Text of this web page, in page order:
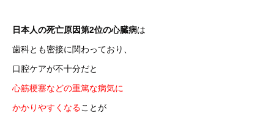
日本人の死亡原因第2位の心臓病は
歯科とも密接に関わっており、
口腔ケアが不十分だと
心筋梗塞などの重篤な病気に
かかりやすくなることが